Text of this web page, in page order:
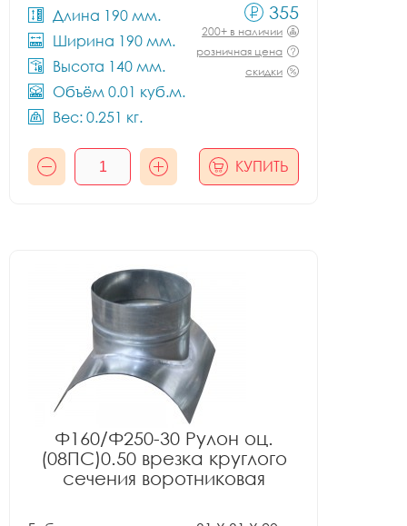
Длина 190 мм.
Ширина 190 мм.
Высота 140 мм.
Объём 0.01 куб.м.
Вес: 0.251 кг.
355
200+ в наличии
розничная цена
скидки
КУПИТЬ
Ф160/Ф250-30 Рулон оц.
(08ПС)0.50 врезка круглого
сечения воротниковая